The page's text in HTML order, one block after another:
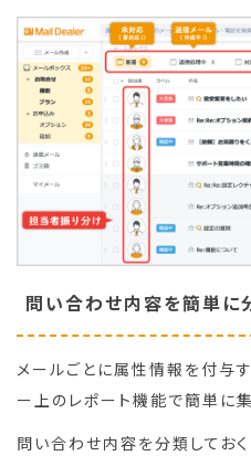
問い合わせ内容を簡単に
メールごとに属性情報を付与
ー上のレポート機能で簡単に集
問い合わせ内容を分類してお